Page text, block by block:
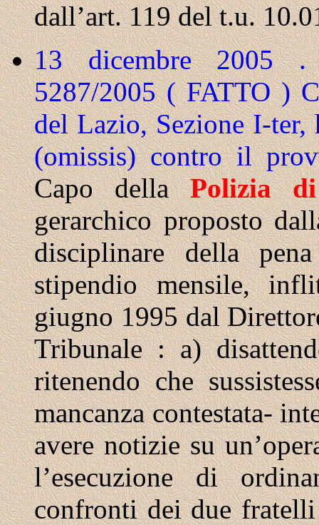
dall’art. 119 del t.u.
13 dicembre 2005 .
5287/2005 ( FATTO )
del Lazio, Sezione I-
(omissis) contro il
Capo dellaPolizia
di
gerarchico proposto
disciplinare della
stipendio mensile,
giugno 1995 dal
Tribunale : a)
ritenendo che
mancanza contestata-
avere notizie su
l’esecuzione di
confronti dei due